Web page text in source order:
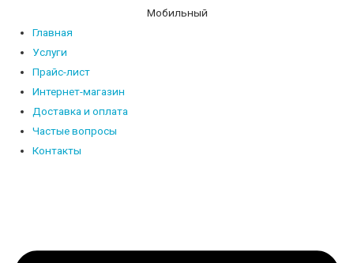
Мобильный
Главная
Услуги
Прайс-лист
Интернет-магазин
Доставка и оплата
Частые вопросы
Контакты